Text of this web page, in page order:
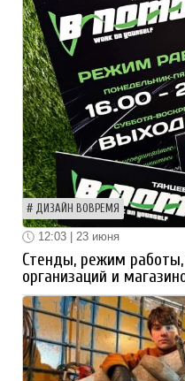
ДИЗАЙН ВОВРЕМЯ
12:03 | 23 июня
Стенды, режим
организаций и